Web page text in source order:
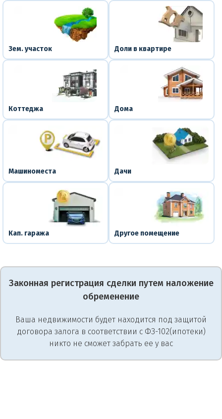
Зем. участок Доли в квартире
Коттеджа Дома
Машиноместа Дачи
Кап. гаража Другое помещение
Законная регистрация сделки путем наложение
обременение
Ваша недвижимости будет находится под защитой
договора залога в соответствии с ФЗ-102(ипотеки)
никто не сможет забрать ее у вас